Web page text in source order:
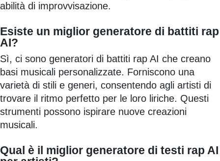
abilità di improvvisazione.
Esiste un miglior generatore di battiti rap
AI?
Sì, ci sono generatori di battiti rap AI che creano
basi musicali personalizzate. Forniscono una
varietà di stili e generi, consentendo agli artisti di
trovare il ritmo perfetto per le loro liriche. Questi
strumenti possono ispirare nuove creazioni
musicali.
Qual è il miglior generatore di testi rap AI